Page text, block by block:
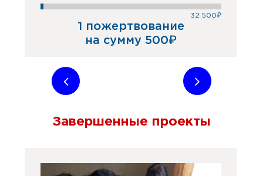
32 500₽
1 пожертвование
на сумму 500₽
Завершенные проекты